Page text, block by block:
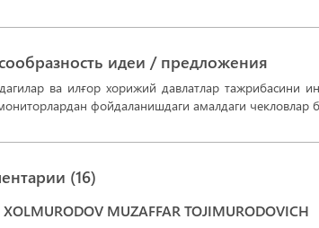
идеи / предложения
ва илғор хорижий давлатлар тажрибасини
фойдаланишдаги амалдаги чекловлар
(16)
XOLMURODOV MUZAFFAR TOJIMURODOVICH